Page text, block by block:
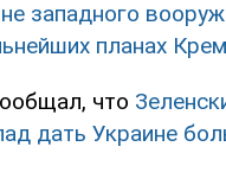
западного
планах
что
дать Украине